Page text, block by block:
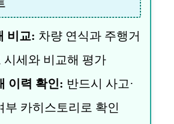
비교: 차량 연식과 주행거
시세와 비교해 평가
이력 확인: 반드시 사고·
부 카히스토리로 확인